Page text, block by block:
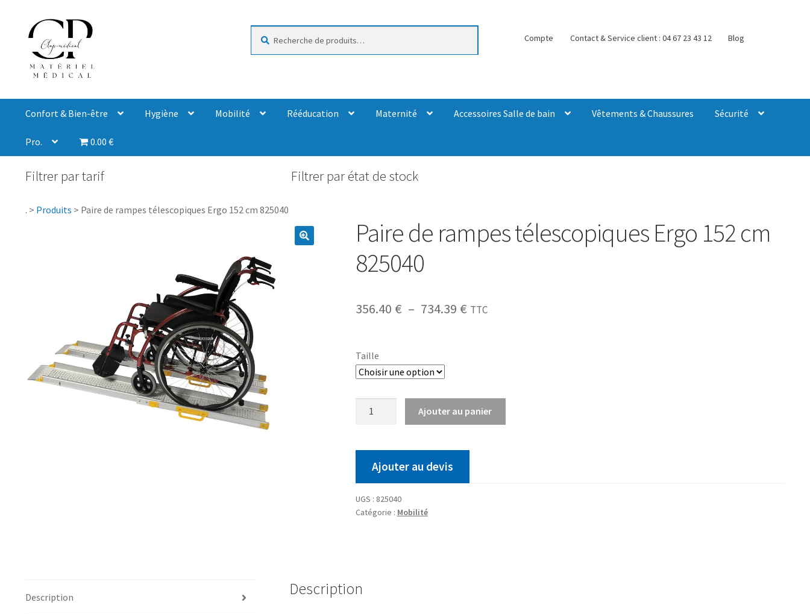
Compte Contact & Service client : 04 67 23 43 12 Blog
Confort & Bien-être Hygiène Mobilité Rééducation Maternité Accessoires Salle de bain Vêtements & Chaussures Sécurité
Pro. 0.00 €
Filtrer par tarif Filtrer par état de stock
. > Produits > Paire de rampes télescopiques Ergo 152 cm 825040
Paire de rampes télescopiques Ergo 152 cm
825040
356.40 € – 734.39 € TTC
Taille
Ajouter au panier
Ajouter au devis
UGS : 825040
Catégorie : Mobilité
Description Description